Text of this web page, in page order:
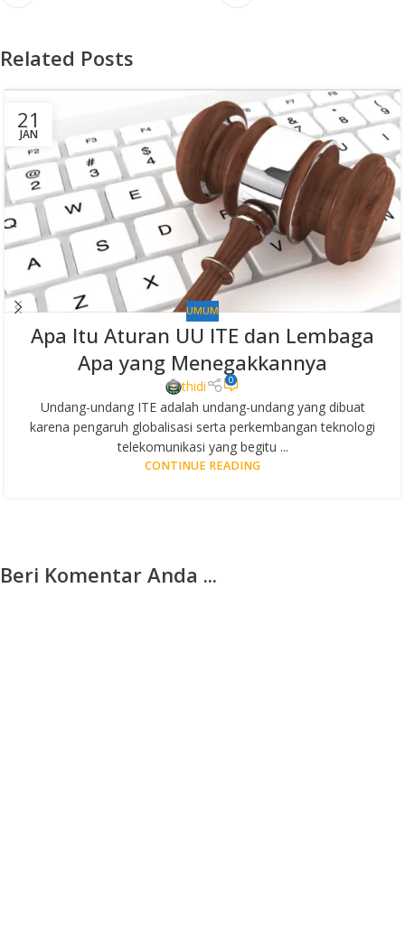
Related Posts
21
JAN
UMUM
Apa Itu Aturan UU ITE dan Lembaga
Apa yang Menegakkannya
thidi 0
Undang-undang ITE adalah undang-undang yang dibuat
karena pengaruh globalisasi serta perkembangan teknologi
telekomunikasi yang begitu ...
CONTINUE READING
Beri Komentar Anda ...